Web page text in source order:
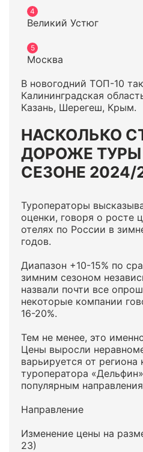
Великий Устюг
Москва
В новогодний ТОП-10
Калининградская
Казань, Шерегеш, Крым.
НАСКОЛЬКО
ДОРОЖЕ
СЕЗОНЕ 2024/
Туроператоры
оценки, говоря о росте
отелях по России в
годов.
Диапазон +10-15% по
зимним сезоном
назвали почти все
некоторые компании
16-20%.
Тем не менее, это
Цены выросли
варьируется от
туроператора
популярным
Направление
Изменение цены на
23)